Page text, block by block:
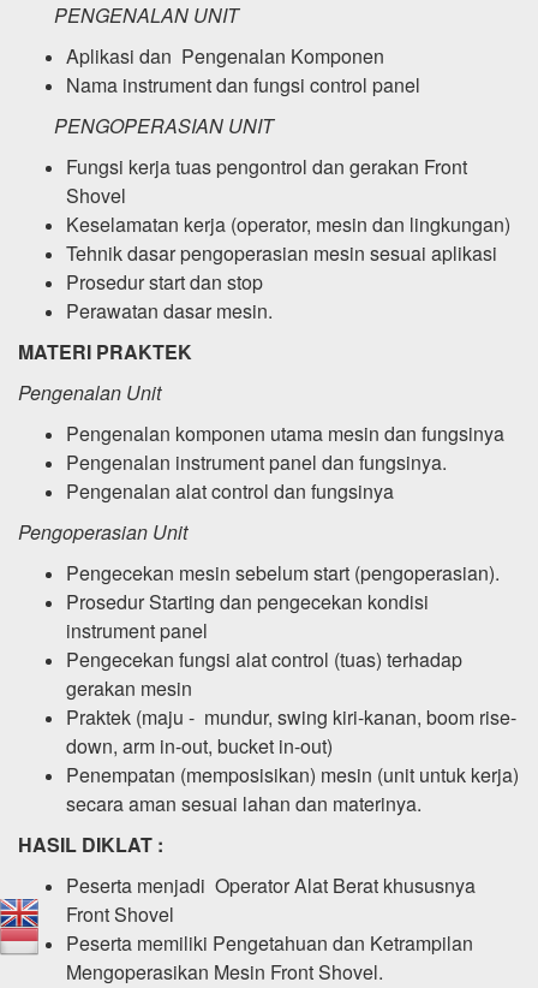
PENGENALAN UNIT
Aplikasi dan Pengenalan Komponen
Nama instrument dan fungsi control panel
PENGOPERASIAN UNIT
Fungsi kerja tuas pengontrol dan gerakan Front
Shovel
Keselamatan kerja (operator, mesin dan lingkungan)
Tehnik dasar pengoperasian mesin sesuai aplikasi
Prosedur start dan stop
Perawatan dasar mesin.
MATERI PRAKTEK
Pengenalan Unit
Pengenalan komponen utama mesin dan fungsinya
Pengenalan instrument panel dan fungsinya.
Pengenalan alat control dan fungsinya
Pengoperasian Unit
Pengecekan mesin sebelum start (pengoperasian).
Prosedur Starting dan pengecekan kondisi
instrument panel
Pengecekan fungsi alat control (tuas) terhadap
gerakan mesin
Praktek (maju - mundur, swing kiri-kanan, boom rise-
down, arm in-out, bucket in-out)
Penempatan (memposisikan) mesin (unit untuk kerja)
secara aman sesuai lahan dan materinya.
HASIL DIKLAT :
Peserta menjadi Operator Alat Berat khususnya
Front Shovel
Peserta memiliki Pengetahuan dan Ketrampilan
Mengoperasikan Mesin Front Shovel.